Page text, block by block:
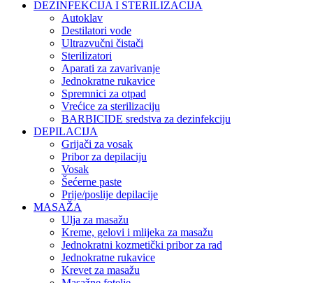
DEZINFEKCIJA I STERILIZACIJA
Autoklav
Destilatori vode
Ultrazvučni čistači
Sterilizatori
Aparati za zavarivanje
Jednokratne rukavice
Spremnici za otpad
Vrećice za sterilizaciju
BARBICIDE sredstva za dezinfekciju
DEPILACIJA
Grijači za vosak
Pribor za depilaciju
Vosak
Šećerne paste
Prije/poslije depilacije
MASAŽA
Ulja za masažu
Kreme, gelovi i mlijeka za masažu
Jednokratni kozmetički pribor za rad
Jednokratne rukavice
Krevet za masažu